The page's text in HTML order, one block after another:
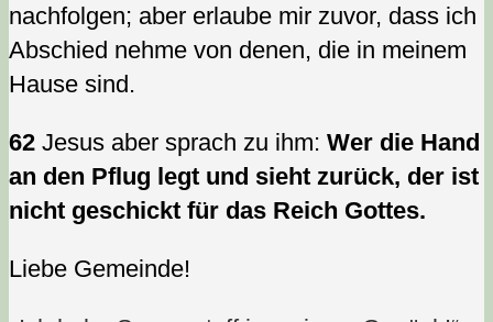
nachfolgen; aber erlaube mir zuvor, dass ich
Abschied nehme von denen, die in meinem
Hause sind.
62 Jesus aber sprach zu ihm: Wer die Hand
an den Pflug legt und sieht zurück, der ist
nicht geschickt für das Reich Gottes.
Liebe Gemeinde!